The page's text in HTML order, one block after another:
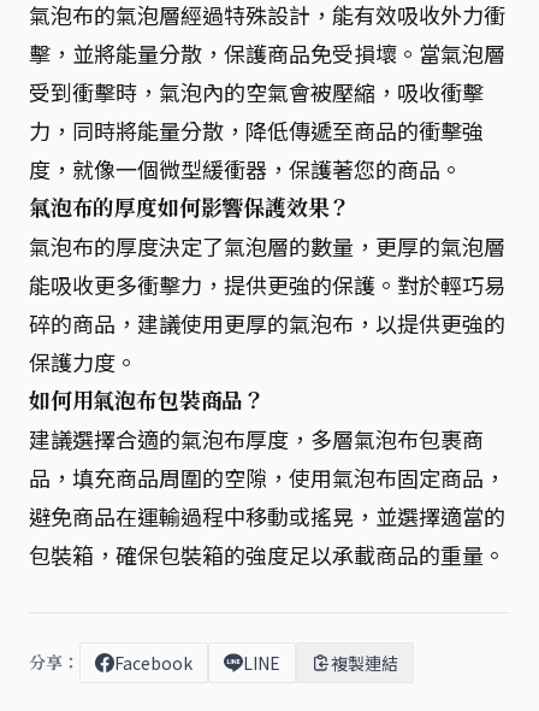
氣泡布的氣泡層經過特殊設計，能有效吸收外力衝
擊，並將能量分散，保護商品免受損壞。當氣泡層
受到衝擊時，氣泡內的空氣會被壓縮，吸收衝擊
力，同時將能量分散，降低傳遞至商品的衝擊強
度，就像一個微型緩衝器，保護著您的商品。
氣泡布的厚度如何影響保護效果？
氣泡布的厚度決定了氣泡層的數量，更厚的氣泡層
能吸收更多衝擊力，提供更強的保護。對於輕巧易
碎的商品，建議使用更厚的氣泡布，以提供更強的
保護力度。
如何用氣泡布包裝商品？
建議選擇合適的氣泡布厚度，多層氣泡布包裹商
品，填充商品周圍的空隙，使用氣泡布固定商品，
避免商品在運輸過程中移動或搖晃，並選擇適當的
包裝箱，確保包裝箱的強度足以承載商品的重量。
分享： Facebook LINE 複製連結